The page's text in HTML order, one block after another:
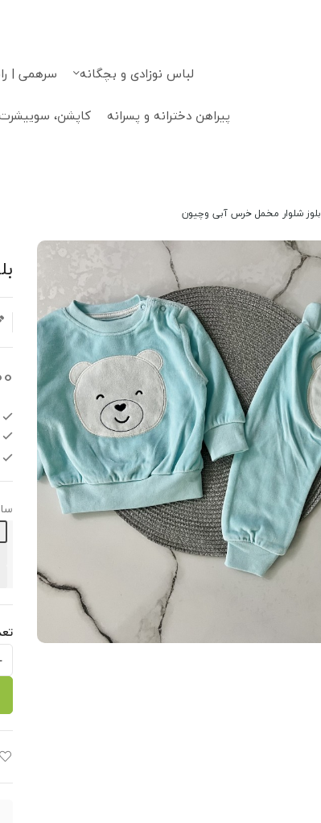
لباس نوزادی و بچگانه سرهمی |
پیراهن دخترانه و پسرانه
کاپشن،
بلوز شلوار مخمل خرس آبی وچیون